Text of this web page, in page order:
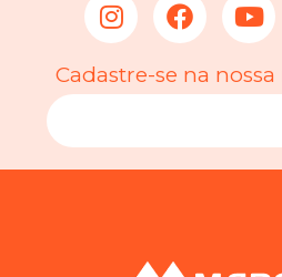
Cadastre-se na